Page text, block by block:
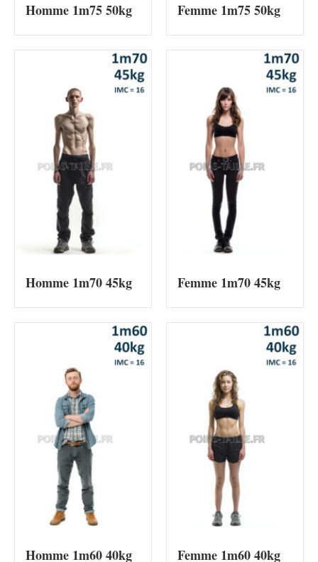
Homme 1m75 50kg Femme 1m75 50kg
Homme 1m70 45kg Femme 1m70 45kg
Homme 1m60 40kg Femme 1m60 40kg